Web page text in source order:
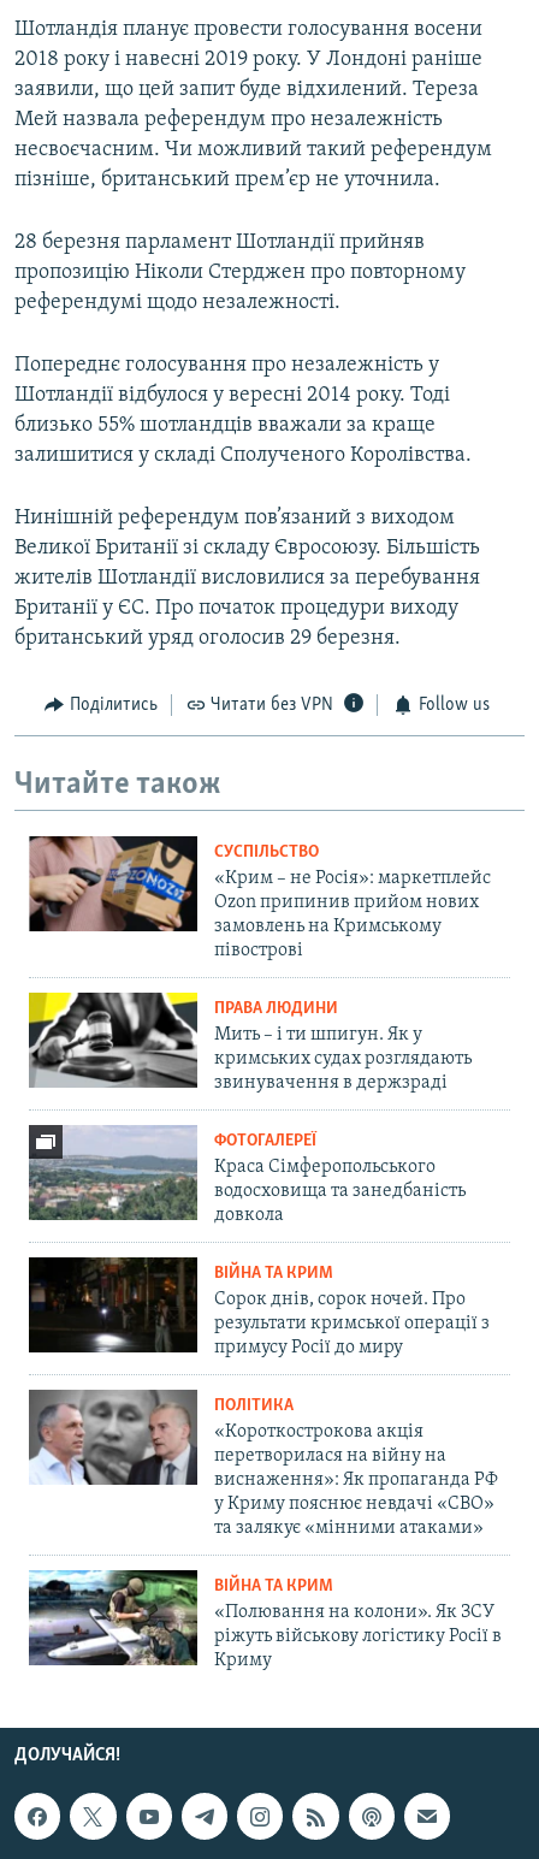
Шотландія планує провести голосування восени
2018 року і навесні 2019 року. У Лондоні раніше
заявили, що цей запит буде відхилений. Тереза
Мей назвала референдум про незалежність
несвоєчасним. Чи можливий такий референдум
пізніше, британський прем’єр не уточнила.
28 березня парламент Шотландії прийняв
пропозицію Ніколи Стерджен про повторному
референдумі щодо незалежності.
Попереднє голосування про незалежність у
Шотландії відбулося у вересні 2014 року. Тоді
близько 55% шотландців вважали за краще
залишитися у складі Сполученого Королівства.
Нинішній референдум пов’язаний з виходом
Великої Британії зі складу Євросоюзу. Більшість
жителів Шотландії висловилися за перебування
Британії у ЄС. Про початок процедури виходу
британський уряд оголосив 29 березня.
Поділитись Читати без VPN Follow us
Читайте також
СУСПІЛЬСТВО
«Крим – не Росія»: маркетплейс
Ozon припинив прийом нових
замовлень на Кримському
півострові
ПРАВА ЛЮДИНИ
Мить – і ти шпигун. Як у
кримських судах розглядають
звинувачення в держзраді
ФОТОГАЛЕРЕЇ
Краса Сімферопольського
водосховища та занедбаність
довкола
ВІЙНА ТА КРИМ
Сорок днів, сорок ночей. Про
результати кримської операції з
примусу Росії до миру
ПОЛІТИКА
«Короткострокова акція
перетворилася на війну на
виснаження»: Як пропаганда РФ
у Криму пояснює невдачі «СВО»
та залякує «мінними атаками»
ВІЙНА ТА КРИМ
«Полювання на колони». Як ЗСУ
ріжуть військову логістику Росії в
Криму
ДОЛУЧАЙСЯ!